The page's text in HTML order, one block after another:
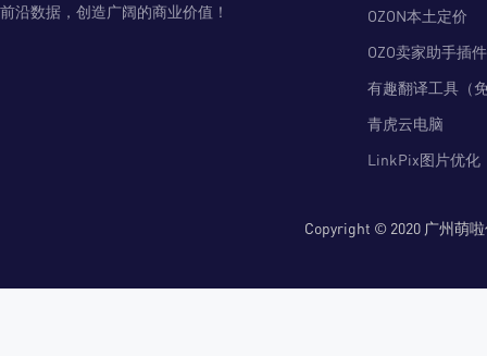
前沿数据，创造广阔的商业价值！
OZON本土定价
OZO卖家助手插件
有趣翻译工具（
青虎云电脑
LinkPix图片优化
Copyright © 2020 广州萌